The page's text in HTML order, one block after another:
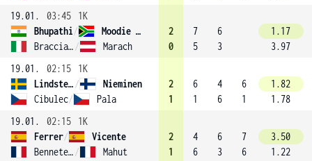
19.01.
03:45
1K
Bhupathi/
Moodie (11)
Bracciali / Marach
2
0
7
5
6
3
1.17
3.97
19.01.
02:15
1K
Lindstedt /
Nieminen
Cibulec/ Pala
2
1
6
1
4
6
6
1
1.82
1.78
19.01.
02:15
1K
Ferrer/
Vicente
Benneteau / Mahut
2
1
4
6
6
3
7
6
3.50
1.22